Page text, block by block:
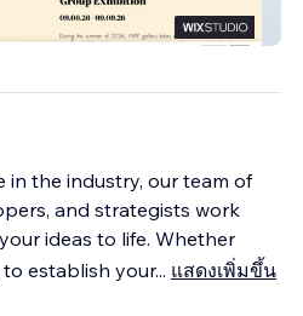
in the industry, our team of
and strategists work
ideas to life. Whether
establish your... แสดงเพิ่มขึ้น